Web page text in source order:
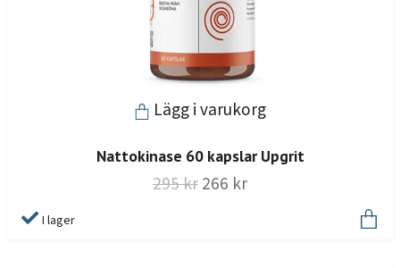
Lägg i varukorg
Nattokinase 60 kapslar Upgrit
295 kr 266 kr
I lager